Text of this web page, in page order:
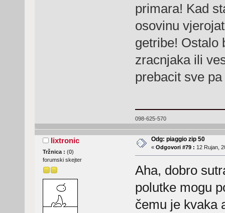
primara! Kad
osovinu
getribe! Ostalo
zracnjaka ili
prebacit sve
098-625-570
lixtronic
Tržnica : (0)
forumski skejter
Odg: piaggio zip 50
« Odgovori #79 : 12 Rujan,
Aha, dobro
polutke mogu
čemu je kvaka